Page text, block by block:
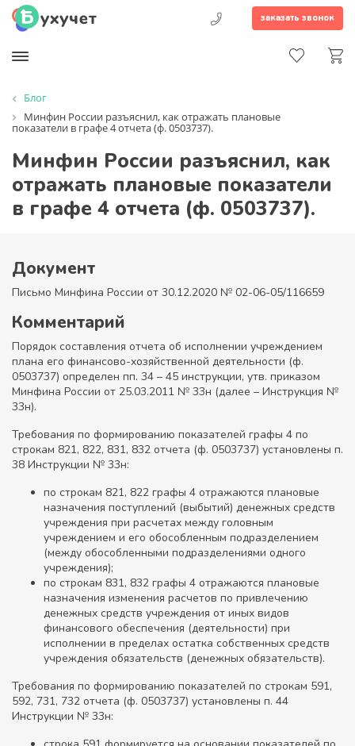
заказать звонок
Блог
Минфин России разъяснил, как отражать плановые
показатели в графе 4 отчета (ф. 0503737).
Минфин России разъяснил, как
отражать плановые показатели
в графе 4 отчета (ф. 0503737).
Документ
Письмо Минфина России от 30.12.2020 № 02-06-05/116659
Комментарий
Порядок составления отчета об исполнении учреждением
плана его финансово-хозяйственной деятельности (ф.
0503737) определен пп. 34 – 45 инструкции, утв. приказом
Минфина России от 25.03.2011 № 33н (далее – Инструкция №
33н).
Требования по формированию показателей графы 4 по
строкам 821, 822, 831, 832 отчета (ф. 0503737) установлены п.
38 Инструкции № 33н:
по строкам 821, 822 графы 4 отражаются плановые
назначения поступлений (выбытий) денежных средств
учреждения при расчетах между головным
учреждением и его обособленным подразделением
(между обособленными подразделениями одного
учреждения);
по строкам 831, 832 графы 4 отражаются плановые
назначения изменения расчетов по привлечению
денежных средств учреждения от иных видов
финансового обеспечения (деятельности) при
исполнении в пределах остатка собственных средств
учреждения обязательств (денежных обязательств).
Требования по формированию показателей по строкам 591,
592, 731, 732 отчета (ф. 0503737) установлены п. 44
Инструкции № 33н: